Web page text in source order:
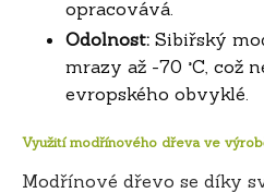
opracovává.
Odolnost: Sibiřský
mrazy až -70 °C, což
evropského obvyklé.
Využití modřínového dřeva ve
Modřínové dřevo se díky